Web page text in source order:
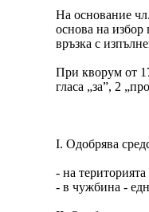
На основание
основа на избор
връзка с
При кворум от
гласа „за”, 2
І. Одобрява
- на
- в чужбина -